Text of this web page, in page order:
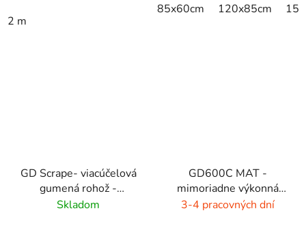
2 m
85x60cm 120x85cm
GD Scrape- viacúčelová
gumená rohož -
interiér/exteriér
Skladom
GD600C MAT -
mimoriadne výkonná
čistiaca rohož - 9 farieb
3-4 pracovných dní